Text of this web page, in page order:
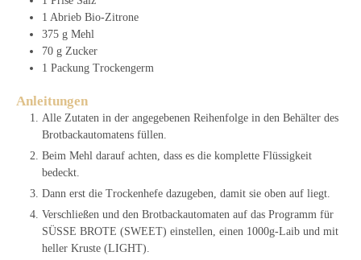
1 Abrieb Bio-Zitrone
375 g Mehl
70 g Zucker
1 Packung Trockengerm
Anleitungen
Alle Zutaten in der angegebenen Reihenfolge in den Behälter des
Brotbackautomatens füllen.
Beim Mehl darauf achten, dass es die komplette Flüssigkeit
bedeckt.
Dann erst die Trockenhefe dazugeben, damit sie oben auf liegt.
Verschließen und den Brotbackautomaten auf das Programm für
SÜSSE BROTE (SWEET) einstellen, einen 1000g-Laib und mit
heller Kruste (LIGHT).